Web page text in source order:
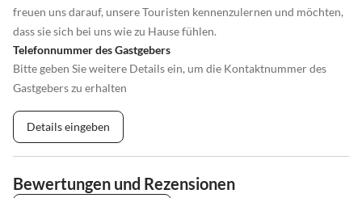
freuen uns darauf, unsere Touristen kennenzulernen und möchten,
dass sie sich bei uns wie zu Hause fühlen.
Telefonnummer des Gastgebers
Bitte geben Sie weitere Details ein, um die Kontaktnummer des
Gastgebers zu erhalten
Details eingeben
Bewertungen und Rezensionen